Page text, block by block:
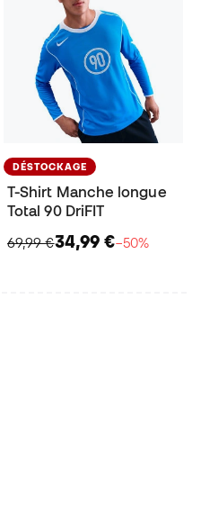
DÉSTOCKAGE
T-Shirt Manche longue
Total 90 DriFIT
69,99 €34,99 €−50%